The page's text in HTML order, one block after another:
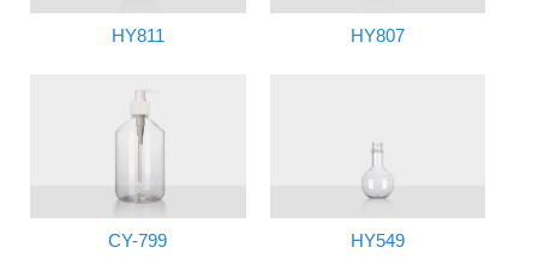
HY811 HY807
CY-799 HY549